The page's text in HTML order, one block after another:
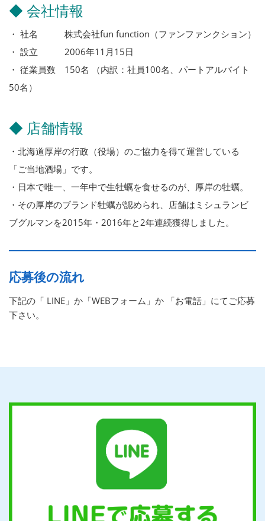
◆ 会社情報
・ 社名 株式会社fun function（ファンファンクション）
・ 設立 2006年11月15日
・ 従業員数 150名 （内訳：社員100名、パートアルバイト
50名）
◆ 店舗情報
・北海道厚岸の行政（役場）のご協力を得て運営している
「ご当地酒場」です。
・日本で唯一、一年中で生牡蠣を食せるのが、厚岸の牡蠣。
・その厚岸のブランド牡蠣が認められ、店舗はミシュランビ
ブグルマンを2015年・2016年と2年連続獲得しました。
応募後の流れ
下記の「 LINE」か「WEBフォーム」か 「お電話」にてご応募
下さい。